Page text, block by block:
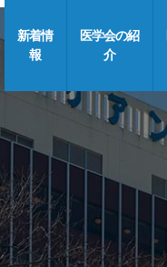
新着情
報
医学会の紹
介